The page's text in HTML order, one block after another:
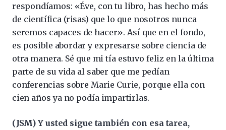
respondíamos: «Éve, con tu libro, has hecho más
de científica (risas) que lo que nosotros nunca
seremos capaces de hacer». Así que en el fondo,
es posible abordar y expresarse sobre ciencia de
otra manera. Sé que mi tía estuvo feliz en la última
parte de su vida al saber que me pedían
conferencias sobre Marie Curie, porque ella con
cien años ya no podía impartirlas.
(JSM) Y usted sigue también con esa tarea,